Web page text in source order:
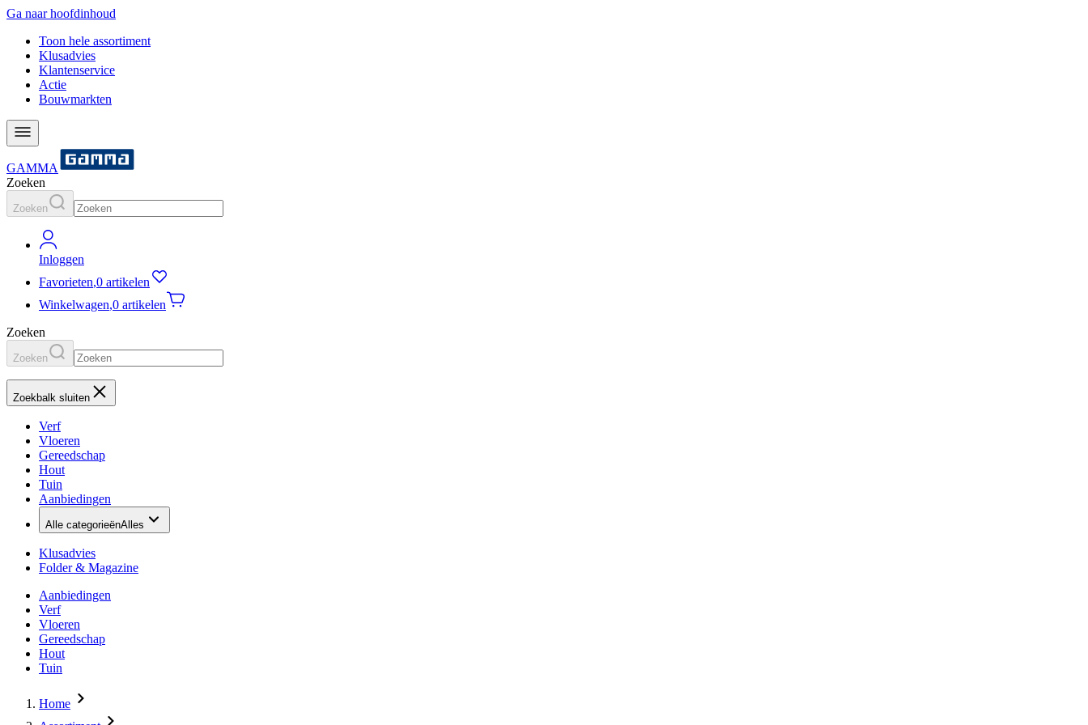
Ga naar hoofdinhoud
Toon hele assortiment
Klusadvies
Klantenservice
Actie
Bouwmarkten
GAMMA
Zoeken
Zoeken
Inloggen
Favorieten,0 artikelen
Winkelwagen,0 artikelen
Zoeken
Zoeken
Zoekbalk sluiten
Verf
Vloeren
Gereedschap
Hout
Tuin
Aanbiedingen
Alle categorieënAlles
Klusadvies
Folder & Magazine
Aanbiedingen
Verf
Vloeren
Gereedschap
Hout
Tuin
Home